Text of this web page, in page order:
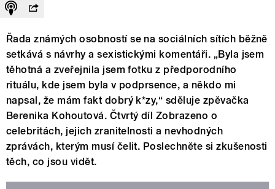
Řada známých osobností se na sociálních sítích běžně
setkává s návrhy a sexistickými komentáři. „Byla jsem
těhotná a zveřejnila jsem fotku z předporodního
rituálu, kde jsem byla v podprsence, a někdo mi
napsal, že mám fakt dobrý k*zy,“ sděluje zpěvačka
Berenika Kohoutová. Čtvrtý díl Zobrazeno o
celebritách, jejich zranitelnosti a nevhodných
zprávách, kterým musí čelit. Poslechněte si zkušenosti
těch, co jsou vidět.